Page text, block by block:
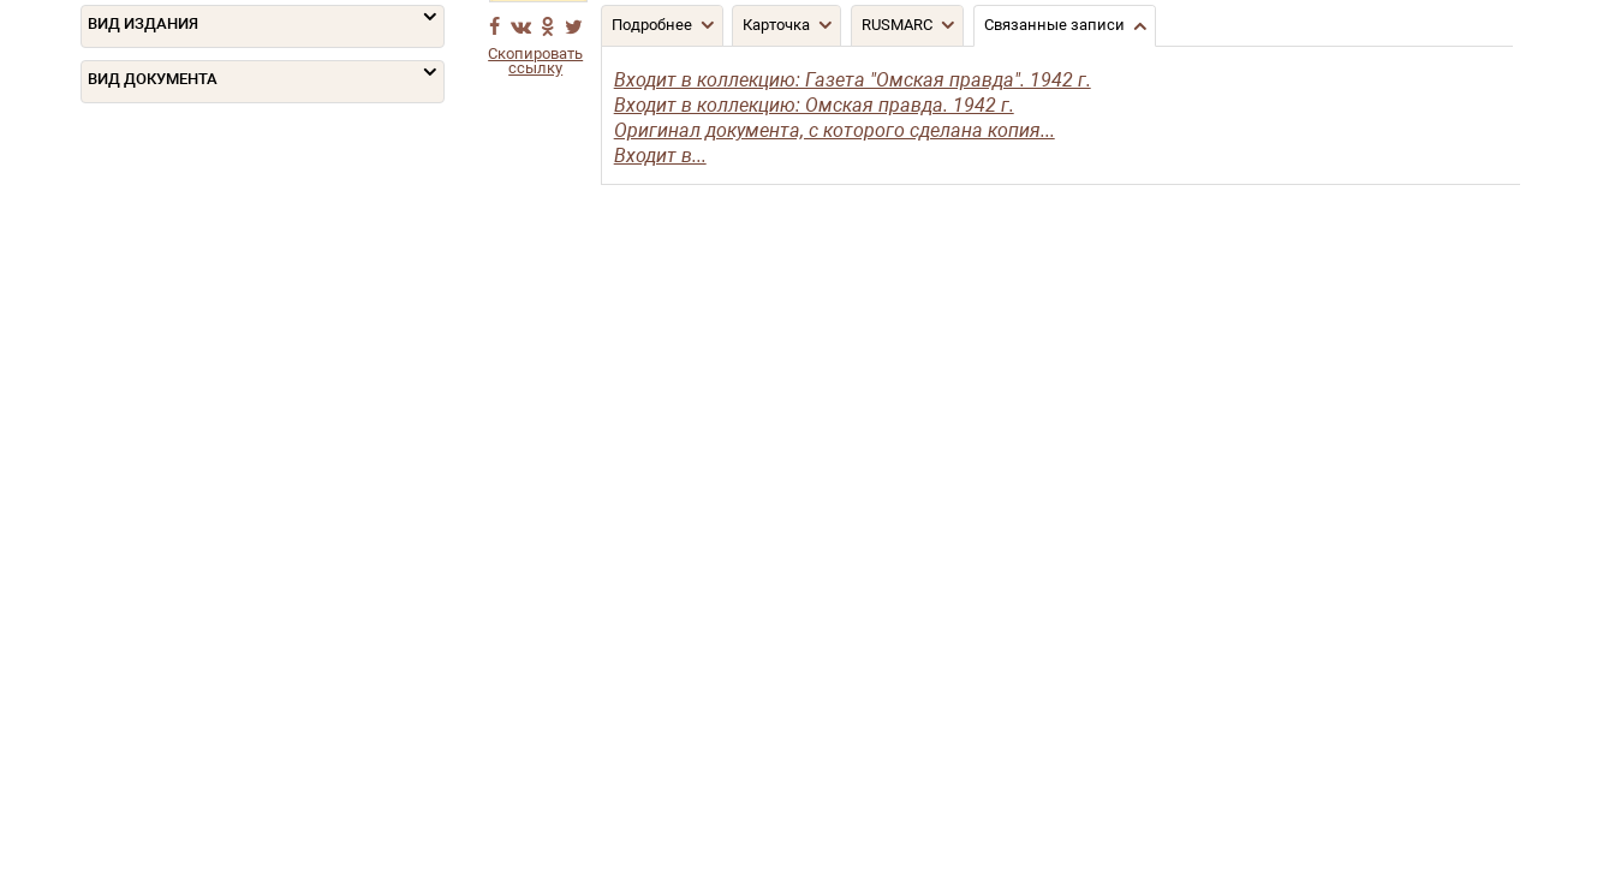
ВИД ИЗДАНИЯ
ВИД ДОКУМЕНТА
Скопировать
ссылку
Подробнее Карточка RUSMARC Связанные записи
Входит в коллекцию: Газета "Омская правда". 1942 г.
Входит в коллекцию: Омская правда. 1942 г.
Оригинал документа, с которого сделана копия...
Входит в...